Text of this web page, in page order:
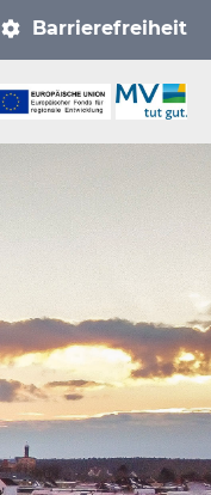
überspringen
Barrierefreiheit